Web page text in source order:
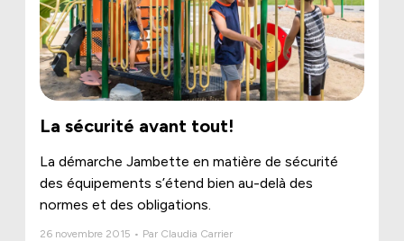
La sécurité avant tout!
La démarche Jambette en matière de sécurité
des équipements s’étend bien au-delà des
normes et des obligations.
26 novembre 2015 • Par Claudia Carrier